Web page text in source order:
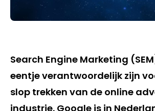
Search Engine Marketing
eentje verantwoordelijk zijn
slop trekken van de online
industrie. Google is in